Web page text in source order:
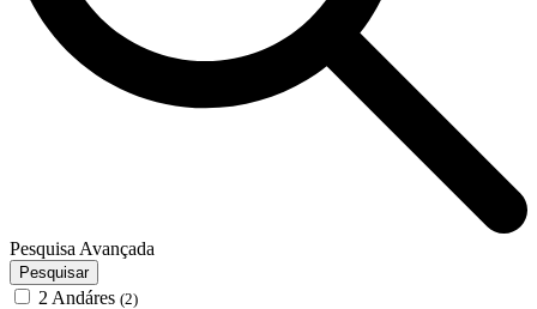
Pesquisa Avançada
Pesquisar
2 Andáres (2)